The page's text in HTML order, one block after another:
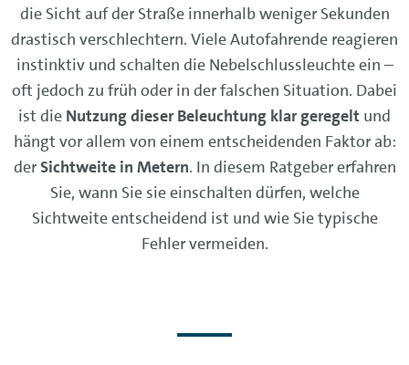
die Sicht auf der Straße innerhalb weniger Sekunden
drastisch verschlechtern. Viele Autofahrende reagieren
instinktiv und schalten die Nebelschlussleuchte ein –
oft jedoch zu früh oder in der falschen Situation. Dabei
ist die Nutzung dieser Beleuchtung klar geregelt und
hängt vor allem von einem entscheidenden Faktor ab:
derSichtweite in Metern. In diesem Ratgeber erfahren
Sie, wann Sie sie einschalten dürfen, welche
Sichtweite entscheidend ist und wie Sie typische
Fehler vermeiden.